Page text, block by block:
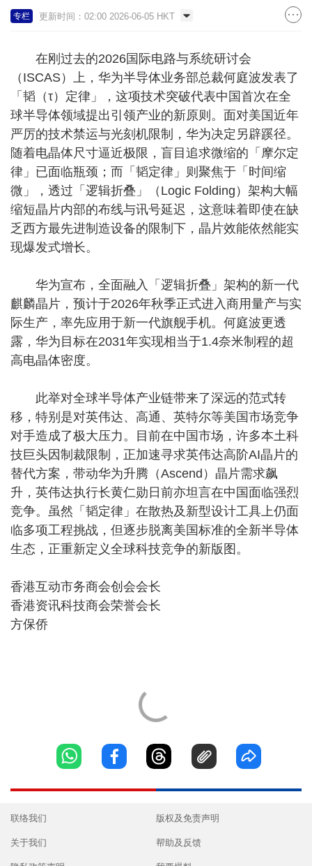
专栏 更新时间：02:00 2026-06-05 HKT
在刚过去的2026国际电路与系统研讨会
（ISCAS）上，华为半导体业务部总裁何庭波发表了
「韬（τ）定律」，这项技术突破代表中国首次在全
球半导体领域提出引领产业的新原则。面对美国近年
严厉的技术禁运与光刻机限制，华为决定另辟蹊径。
随着电晶体尺寸逼近极限，盲目追求微缩的「摩尔定
律」已面临瓶颈；而「韬定律」则聚焦于「时间缩
微」，透过「逻辑折叠」（Logic Folding）架构大幅
缩短晶片内部的布线与讯号延迟，这意味着即使在缺
乏西方最先进制造设备的限制下，晶片效能依然能实
现爆发式增长。
华为宣布，全面融入「逻辑折叠」架构的新一代
麒麟晶片，预计于2026年秋季正式进入商用量产与实
际生产，率先应用于新一代旗舰手机。何庭波更透
露，华为目标在2031年实现相当于1.4奈米制程的超
高电晶体密度。
此举对全球半导体产业链带来了深远的范式转
移，特别是对英伟达、高通、英特尔等美国市场竞争
对手造成了极大压力。目前在中国市场，许多本土科
技巨头因制裁限制，正加速寻求英伟达高阶AI晶片的
替代方案，带动华为升腾（Ascend）晶片需求飙
升，英伟达执行长黄仁勋日前亦坦言在中国面临强烈
竞争。虽然「韬定律」在散热及新型设计工具上仍面
临多项工程挑战，但逐步脱离美国标准的全新半导体
生态，正重新定义全球科技竞争的新版图。
香港互动市务商会创会会长
香港资讯科技商会荣誉会长
方保侨
联络我们
关于我们
版权及免责声明
帮助及反馈